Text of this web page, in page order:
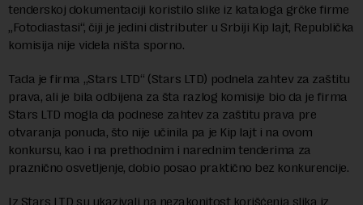
tenderskoj dokumentaciji koristilo slike iz kataloga grčke firme
„Fotodiastasi“, čiji je jedini distributer u Srbiji Kip lajt, Republička
komisija nije videla ništa sporno.
Tada je firma „Stars LTD“ (Stars LTD) podnela zahtev za zaštitu
prava, ali je bila odbijena za šta razlog komisije bio da je firma
Stars LTD mogla da podnese zahtev za zaštitu prava pre
otvaranja ponuda, što nije učinila pa je Kip lajt i na ovom
konkursu, kao i na prethodnim i narednim tenderima za
praznično osvetljenje, dobio posao praktično bez konkurencije.
Iz Stars LTD su ukazivali na nezakonitost korišćenja slika iz